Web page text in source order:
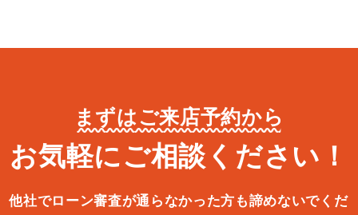
まずはご来店予約から
お気軽にご相談ください！
他社でローン審査が通らなかった方も諦めないでくだ